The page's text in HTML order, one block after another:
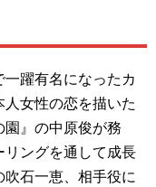
躍有名になったカ
女性の恋を描いた
』の中原俊が務
ングを通して成長
石一恵、相手役に